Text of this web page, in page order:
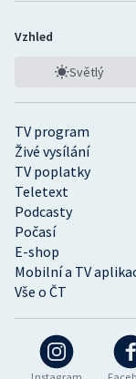
TV program
Živé vysílání
TV poplatky
Teletext
Podcasty
Počasí
E-shop
Mobilní a TV
Vše o ČT
Vzhled
Světlý